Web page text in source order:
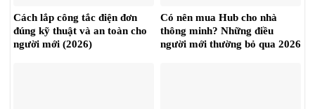
Cách lắp công tắc điện đơn
đúng kỹ thuật và an toàn cho
người mới (2026)
Có nên mua Hub cho nhà
thông minh? Những điều
người mới thường bỏ qua 2026